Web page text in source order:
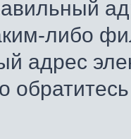
либо
адрес